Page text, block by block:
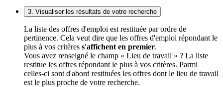
3. Visualiser les résultats de votre recherche
La liste des offres d'emploi est restituée par ordre de
pertinence. Cela veut dire que les offres d'emploi répondant le
plus à vos critères s'affichent en premier.
Vous avez renseigné le champ « Lieu de travail » ? La liste
restitue les offres répondant le plus à vos critères. Parmi
celles-ci sont d'abord restituées les offres dont le lieu de travail
est le plus proche de votre recherche.